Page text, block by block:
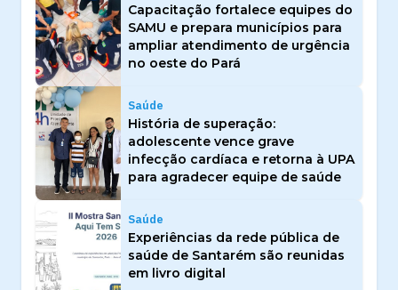
Capacitação fortalece equipes do
SAMU e prepara municípios para
ampliar atendimento de urgência
no oeste do Pará
Saúde
História de superação:
adolescente vence grave
infecção cardíaca e retorna à UPA
para agradecer equipe de saúde
Saúde
Experiências da rede pública de
saúde de Santarém são reunidas
em livro digital